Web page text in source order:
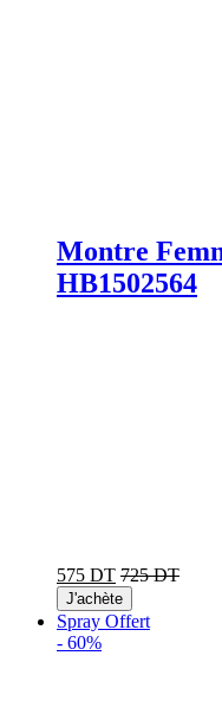
Montre
HB1502564
575 DT 725 DT
J'achète
Spray Offert
- 60%